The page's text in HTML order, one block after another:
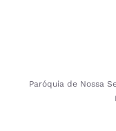
Paróquia de Nossa